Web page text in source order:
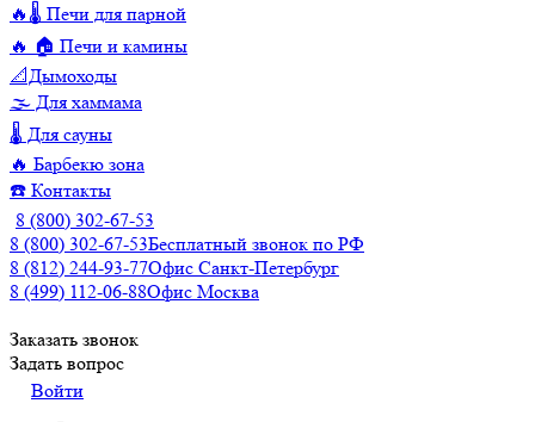
🔥🌡️ Печи для парной
🔥 🏠 Печи и камины
📐Дымоходы
🌫️ Для хаммама
🌡️ Для сауны
🔥 Барбекю зона
☎️ Контакты
8 (800) 302-67-53
8 (800) 302-67-53Бесплатный звонок по РФ
8 (812) 244-93-77Офис Санкт-Петербург
8 (499) 112-06-88Офис Москва
Заказать звонок
Задать вопрос
Войти